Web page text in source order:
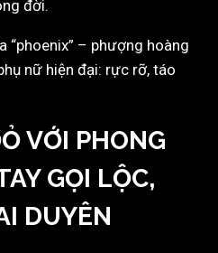
đời.
“phoenix” – phượng hoàng
nữ hiện đại: rực rỡ, táo
VỚI PHONG
GỌI LỘC,
DUYÊN